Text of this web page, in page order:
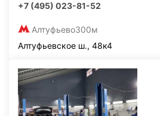
+7 (495) 023-81-52
Алтуфьево300м
Алтуфьевское ш., 48к4